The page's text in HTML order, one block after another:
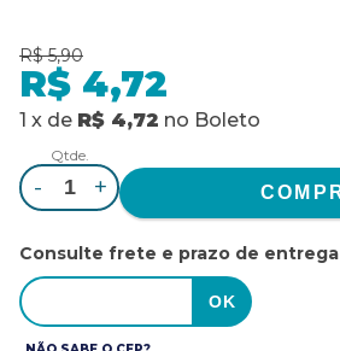
R$ 5,90
R$ 4,72
1 x de R$ 4,72 no Boleto
Qtde.
- +
Consulte frete e prazo de entrega